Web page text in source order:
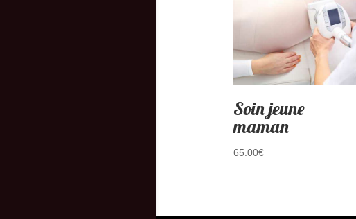
Soin jeune
maman
65.00€